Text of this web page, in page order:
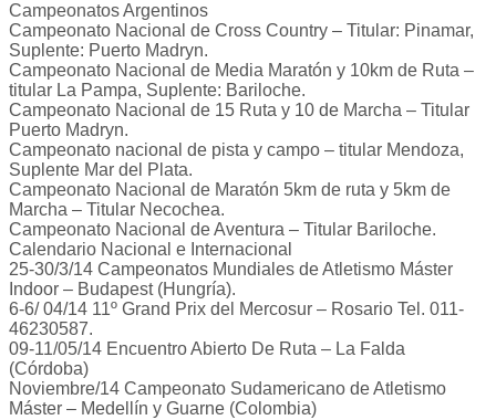
Campeonatos Argentinos
Campeonato Nacional de Cross Country – Titular: Pinamar,
Suplente: Puerto Madryn.
Campeonato Nacional de Media Maratón y 10km de Ruta –
titular La Pampa, Suplente: Bariloche.
Campeonato Nacional de 15 Ruta y 10 de Marcha – Titular
Puerto Madryn.
Campeonato nacional de pista y campo – titular Mendoza,
Suplente Mar del Plata.
Campeonato Nacional de Maratón 5km de ruta y 5km de
Marcha – Titular Necochea.
Campeonato Nacional de Aventura – Titular Bariloche.
Calendario Nacional e Internacional
25-30/3/14 Campeonatos Mundiales de Atletismo Máster
Indoor – Budapest (Hungría).
6-6/ 04/14 11º Grand Prix del Mercosur – Rosario Tel. 011-
46230587.
09-11/05/14 Encuentro Abierto De Ruta – La Falda
(Córdoba)
Noviembre/14 Campeonato Sudamericano de Atletismo
Máster – Medellín y Guarne (Colombia)